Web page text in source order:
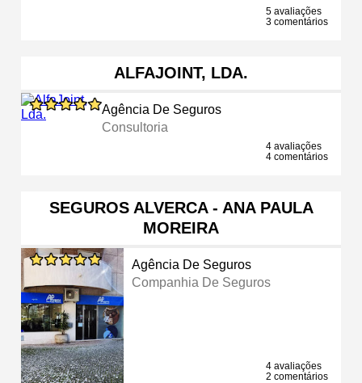
5 avaliações
3 comentários
ALFAJOINT, LDA.
Agência De Seguros
Consultoria
4 avaliações
4 comentários
SEGUROS ALVERCA - ANA PAULA
MOREIRA
Agência De Seguros
Companhia De Seguros
4 avaliações
2 comentários